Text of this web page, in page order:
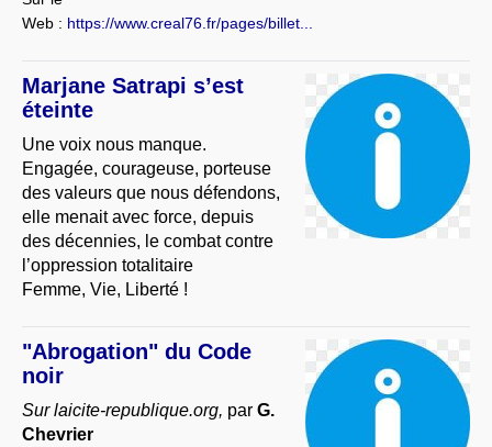
Web : https://www.creal76.fr/pages/billet...
Marjane Satrapi s’est
éteinte
Une voix nous manque.
Engagée, courageuse, porteuse
des valeurs que nous défendons,
elle menait avec force, depuis
des décennies, le combat contre
l’oppression totalitaire
Femme, Vie, Liberté !
"Abrogation" du Code
noir
Sur laicite-republique.org, par G.
Chevrier